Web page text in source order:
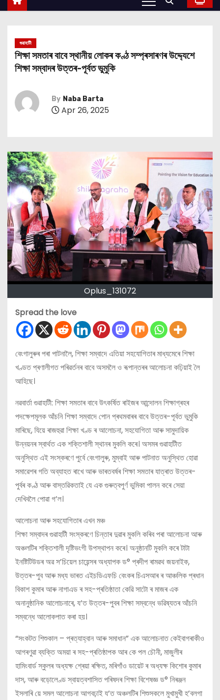
গুৱাহাটী
শিক্ষা সমতাৰ বাবে স্থানীয় লোকৰ কণ্ঠ সম্প্ৰসাৰণৰ উদ্দ্যেশে
শিক্ষা সম্বাদৰ উত্তৰ-পূৰ্বত ভুমুকি
By Naba Barta
Apr 26, 2025
Oplus_131072
Spread the love
বেংগালুৰুৰ পৰা পাটনালৈ, শিক্ষা সম্বাদে এতিয়া সহযোগিতাৰ মাধ্যমেৰে শিক্ষা
খণ্ডত প্ৰণালীগত পৰিৱৰ্তনৰ বাবে অসমলৈ ও ৰূপান্তৰৰ আলোচনা কঢ়িয়াই লৈ
আহিছে।
নৱবার্তা গুৱাহাটী: শিক্ষা সমতাৰ বাবে উৎকৰ্ষিত ৰাইজৰ আন্দোলন শিক্ষাগ্ৰহৰ
পদক্ষেপমূলক আঁচনি শিক্ষা সম্বাদে পোন প্ৰথমবাৰৰ বাবে উত্তৰ-পূৰ্বত ভুমুকি
মাৰিছে, যিয়ে ৰাজহুৱা শিক্ষা খণ্ড ৰ আলোচনা, সহযোগিতা আৰু সামুদায়িক
উন্নয়নৰ স্বাৰ্থত এক শক্তিশালী স্থানৰ মুকলি কৰে। অসমৰ গুৱাহাটীত
অনুস্থিত এই সংস্কৰণে পুৰ্বে বেংগালুৰু, মুম্বাই আৰু পাটনাত অনুস্থিত হোৱা
সমাৱেশৰ গতি অব্যাহত ৰাখে আৰু ভাৰতবৰ্ষৰ শিক্ষা সমতাৰ যাত্ৰাত উত্তৰ-
পুৰ্বৰ কণ্ঠ আৰু বাস্তৱিকতাই যে এক গুৰুত্বপুৰ্ণ ভুমিকা পালন কৰে সেয়া
দেখিবলৈ পোৱা গ’ল।
আলোচনা আৰু সহযোগিতাৰ এখন মঞ্চ
শিক্ষা সম্বাদৰ গুৱাহাটী সংস্কৰণে চিন্তাৰ দুৱাৰ মুকলি কৰিব পৰা আলোচনা আৰু
অঞ্চলটিৰ শক্তিশালী দৃষ্টিভংগী উপস্থাপন কৰে। অনুষ্ঠানটি মুকলি কৰে টাটা
ইনষ্টিটিউডৰ অৱ স’চিয়েল চায়েন্সৰ অধ্যাপক ড° প্ৰদীপ ৰামৱথ জয়নাইক,
উত্তৰ-পুব আৰু মধ্য ভাৰত এইচডিএফচি বেংকৰ চিএসআৰ ৰ আঞ্চলিক প্ৰধান
বিকাশ কুমাৰ আৰু নাগাএড ৰ সহ-প্ৰতিষ্ঠাতা কেৱি সাটো ৰ মাজৰ এক
অনানুষ্ঠানিক আলোচনাৰে, য’ত উত্তৰ-পুবৰ শিক্ষা সম্বন্ধে ভৱিষ্যতৰ আঁচনি
সম্বন্ধে আলোকপাত কৰা হয়।
“সংকটত শিশুকাল – প্ৰত্যাহ্বান আৰু সমাধান” এক আলোচনাত কেইবাগৰাকীও
আগৰণুৱা ব্যক্তি অময়া ৰ সহ-প্ৰতিষ্ঠাপক আৰ কে পল চৌনী, মাজুলীৰ
হামিংবাৰ্ড স্কুলৰ অধ্যক্ষ শ্ৰেয়া ৰক্ষিত, মৰিগাঁও ডায়েট ৰ অধ্যক্ষ কিশোৰ কুমাৰ
দাস, আৰু বড়োলেণ্ড স্বায়ত্বশাসিত পৰিষদৰ শিক্ষা বিশেষজ্ঞ ড° নিৰঞ্জন
ইসলাৰি য়ে সমল আলোচনা আগবঢ়াই য’ত অঞ্চলটিৰ শিশুসকলে মুখামুখী হ’বলগা